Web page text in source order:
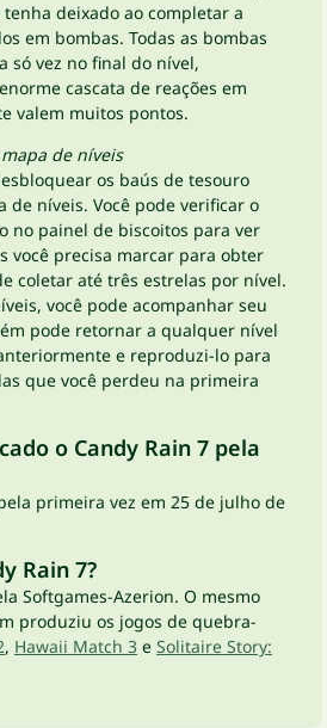
deixado ao completar a
em bombas. Todas as bombas
só vez no final do nível,
cascata de reações em
valem muitos pontos.
de níveis
os baús de tesouro
de níveis. Você pode verificar o
no painel de biscoitos para ver
você precisa marcar para obter
coletar até três estrelas por nível.
você pode acompanhar seu
pode retornar a qualquer nível
e reproduzi-lo para
que você perdeu na primeira
o Candy Rain 7 pela
primeira vez em 25 de julho de
Rain 7?
Softgames-Azerion. O mesmo
produziu os jogos de quebra-
, Hawaii Match 3 e Solitaire Story: